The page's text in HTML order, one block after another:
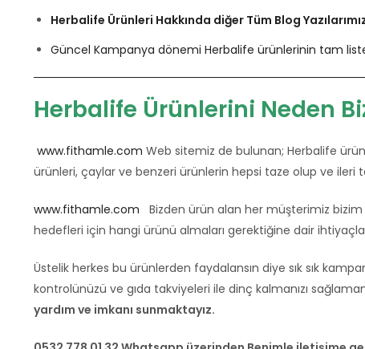
Herbalife Ürünleri Hakkında diğer Tüm Blog
Güncel Kampanya dönemi Herbalife ürünlerinin tam
Herbalife Ürünlerini Neden
www.fithamle.com Web sitemiz de bulunan; Herbalife
ürünleri, çaylar ve benzeri ürünlerin hepsi taze olup ve ileri
www.fithamle.com
Bizden ürün alan her müşterimiz
hedefleri için hangi ürünü almaları gerektiğine dair
Üstelik herkes bu ürünlerden faydalansın diye sık sık
kontrolünüzü ve gıda takviyeleri ile dinç kalmanızı
yardım ve imkanı sunmaktayız.